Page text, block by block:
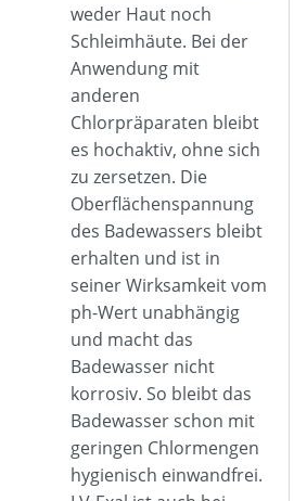
weder Haut noch
Schleimhäute. Bei der
Anwendung mit
anderen
Chlorpräparaten bleibt
es hochaktiv, ohne sich
zu zersetzen. Die
Oberflächenspannung
des Badewassers bleibt
erhalten und ist in
seiner Wirksamkeit vom
ph-Wert unabhängig
und macht das
Badewasser nicht
korrosiv. So bleibt das
Badewasser schon mit
geringen Chlormengen
hygienisch einwandfrei.